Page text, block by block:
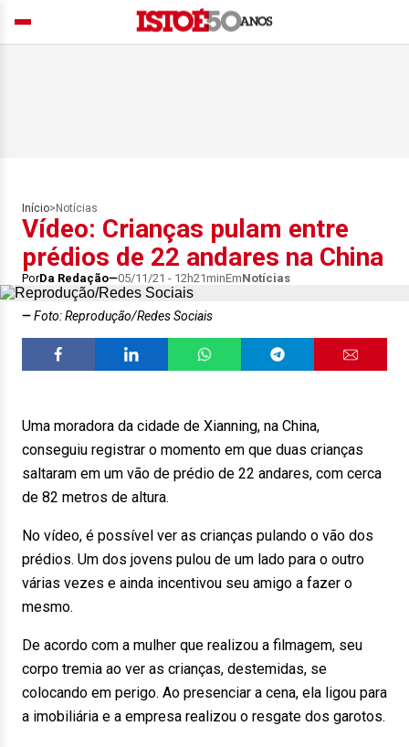
Início> Notícias
Vídeo: Crianças pulam entre
prédios de 22 andares na China
PorDa Redação 05/11/21 - 12h21minEmNotícias
Foto: Reprodução/Redes Sociais
Uma moradora da cidade de Xianning, na China,
conseguiu registrar o momento em que duas crianças
saltaram em um vão de prédio de 22 andares, com cerca
de 82 metros de altura.
No vídeo, é possível ver as crianças pulando o vão dos
prédios. Um dos jovens pulou de um lado para o outro
várias vezes e ainda incentivou seu amigo a fazer o
mesmo.
De acordo com a mulher que realizou a filmagem, seu
corpo tremia ao ver as crianças, destemidas, se
colocando em perigo. Ao presenciar a cena, ela ligou para
a imobiliária e a empresa realizou o resgate dos garotos.